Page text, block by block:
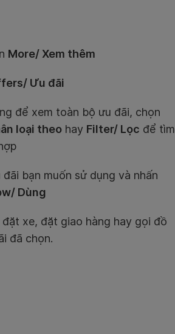
More/ Xem thêm
Ưu đãi
để xem toàn bộ ưu đãi, chọn
loại theo hay Filter/ Lọc để tìm
đãi bạn muốn sử dụng và nhấn
Dùng
xe, đặt giao hàng hay gọi đồ
đã chọn.